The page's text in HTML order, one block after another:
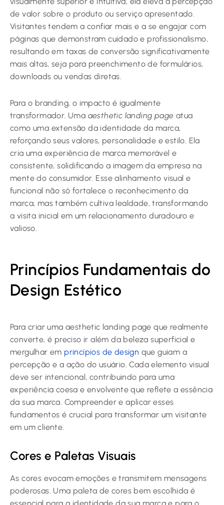
de valor sobre o produto ou serviço apresentado.
Visitantes tendem a confiar mais e a se engajar com
páginas que demonstram cuidado e profissionalismo,
resultando em taxas de conversão significativamente
mais altas, seja para preenchimento de formulários,
downloads ou vendas diretas.
Para o branding, o impacto é igualmente
transformador. Uma aesthetic landing page atua
como uma extensão da identidade da marca,
reforçando seus valores, personalidade e estilo. Ela
cria uma experiência de marca memorável e
consistente, solidificando a imagem da empresa na
mente do consumidor. Esse alinhamento visual e
funcional não só fortalece o reconhecimento da
marca, mas também cultiva lealdade, transformando
a visita inicial em um relacionamento duradouro e
valioso.
Princípios Fundamentais do
Design Estético
Para criar uma aesthetic landing page que realmente
converte, é preciso ir além da beleza superficial e
mergulhar em princípios de design que guiam a
percepção e a ação do usuário. Cada elemento visual
deve ser intencional, contribuindo para uma
experiência coesa e envolvente que reflete a essência
da sua marca. Compreender e aplicar esses
fundamentos é crucial para transformar um visitante
em um cliente.
Cores e Paletas Visuais
As cores evocam emoções e transmitem mensagens
poderosas. Uma paleta de cores bem escolhida é